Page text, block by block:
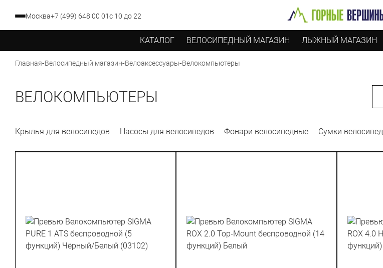
Москва+7 (499) 648 00 01с 10 до 22
КАТАЛОГ ВЕЛОСИПЕДНЫЙ МАГАЗИН ЛЫЖНЫЙ МАГАЗИН
Главная-Велосипедный магазин-Велоаксессуары-Велокомпьютеры
ВЕЛОКОМПЬЮТЕРЫ
Крылья для велосипедов Насосы для велосипедов Фонари велосипедные Сумки